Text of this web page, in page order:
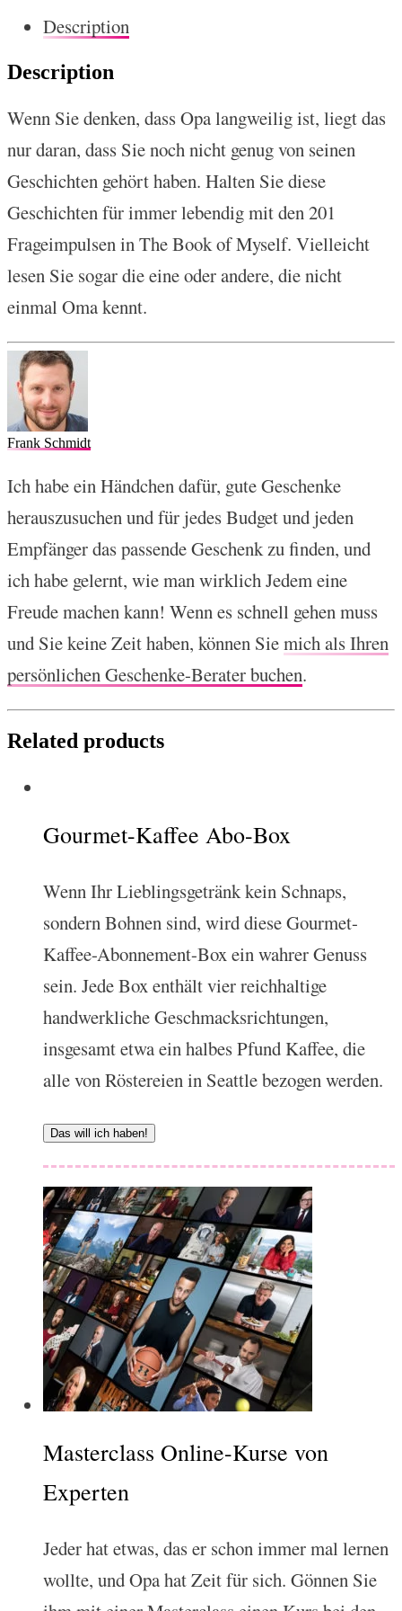
Description
Description
Wenn Sie denken, dass Opa langweilig ist, liegt das
nur daran, dass Sie noch nicht genug von seinen
Geschichten gehört haben. Halten Sie diese
Geschichten für immer lebendig mit den 201
Frageimpulsen in The Book of Myself. Vielleicht
lesen Sie sogar die eine oder andere, die nicht
einmal Oma kennt.
Frank Schmidt
Ich habe ein Händchen dafür, gute Geschenke
herauszusuchen und für jedes Budget und jeden
Empfänger das passende Geschenk zu finden, und
ich habe gelernt, wie man wirklich Jedem eine
Freude machen kann! Wenn es schnell gehen muss
und Sie keine Zeit haben, können Siemich als Ihren
persönlichen Geschenke-Berater buchen.
Related products
Gourmet-Kaffee Abo-Box
Wenn Ihr Lieblingsgetränk kein Schnaps,
sondern Bohnen sind, wird diese Gourmet-
Kaffee-Abonnement-Box ein wahrer Genuss
sein. Jede Box enthält vier reichhaltige
handwerkliche Geschmacksrichtungen,
insgesamt etwa ein halbes Pfund Kaffee, die
alle von Röstereien in Seattle bezogen werden.
Das will ich haben!
Masterclass Online-Kurse von
Experten
Jeder hat etwas, das er schon immer mal lernen
wollte, und Opa hat Zeit für sich. Gönnen Sie